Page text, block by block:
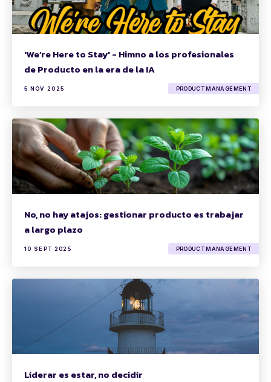
'We’re Here to Stay' - Himno a los profesionales
de Producto en la era de la IA
5 NOV 2025 PRODUCT MANAGEMENT
No, no hay atajos: gestionar producto es trabajar
a largo plazo
10 SEPT 2025 PRODUCT MANAGEMENT
Liderar es estar, no decidir